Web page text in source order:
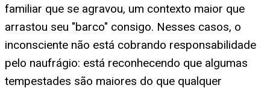
familiar que se agravou, um contexto maior que
arrastou seu "barco" consigo. Nesses casos, o
inconsciente não está cobrando responsabilidade
pelo naufrágio: está reconhecendo que algumas
tempestades são maiores do que qualquer